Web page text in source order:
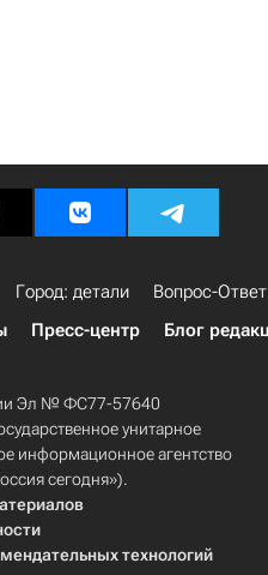
Город: детали Вопрос-Ответ
Пресс-центр Блог
Эл № ФС77-57640
унитарное
информационное агентство
сегодня»).
технологий